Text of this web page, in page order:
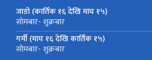
जाडो (कार्तिक १६ देखि माघ १५)
सोमबार- शुक्रबार
गर्मी (माघ १६ देखि कार्तिक १५)
सोमबार- शुक्रबार